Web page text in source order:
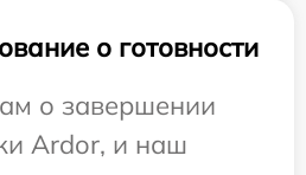
о готовности
о завершении
Ardor, и наш